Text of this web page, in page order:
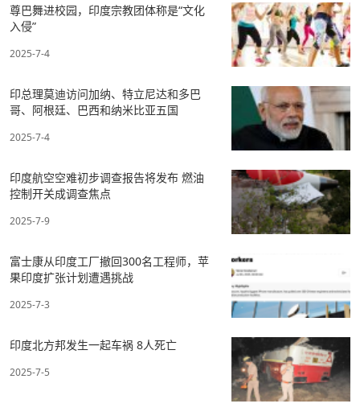
尊巴舞进校园，印度宗教团体称是“文化
入侵”
2025-7-4
印总理莫迪访问加纳、特立尼达和多巴
哥、阿根廷、巴西和纳米比亚五国
2025-7-4
印度航空空难初步调查报告将发布 燃油
控制开关成调查焦点
2025-7-9
富士康从印度工厂撤回300名工程师，苹
果印度扩张计划遭遇挑战
2025-7-3
印度北方邦发生一起车祸 8人死亡
2025-7-5